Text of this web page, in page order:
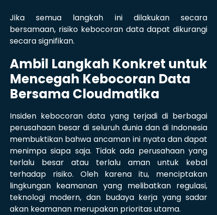
Jika semua langkah ini dilakukan secara
bersamaan, risiko kebocoran data dapat dikurangi
secara signifikan.
Ambil Langkah Konkret untuk
Mencegah Kebocoran Data
Bersama Cloudmatika
Insiden kebocoran data yang terjadi di berbagai
perusahaan besar di seluruh dunia dan di Indonesia
membuktikan bahwa ancaman ini nyata dan dapat
menimpa siapa saja. Tidak ada perusahaan yang
terlalu besar atau terlalu aman untuk kebal
terhadap risiko. Oleh karena itu, menciptakan
lingkungan keamanan yang melibatkan regulasi,
teknologi modern, dan budaya kerja yang sadar
akan keamanan merupakan prioritas utama.